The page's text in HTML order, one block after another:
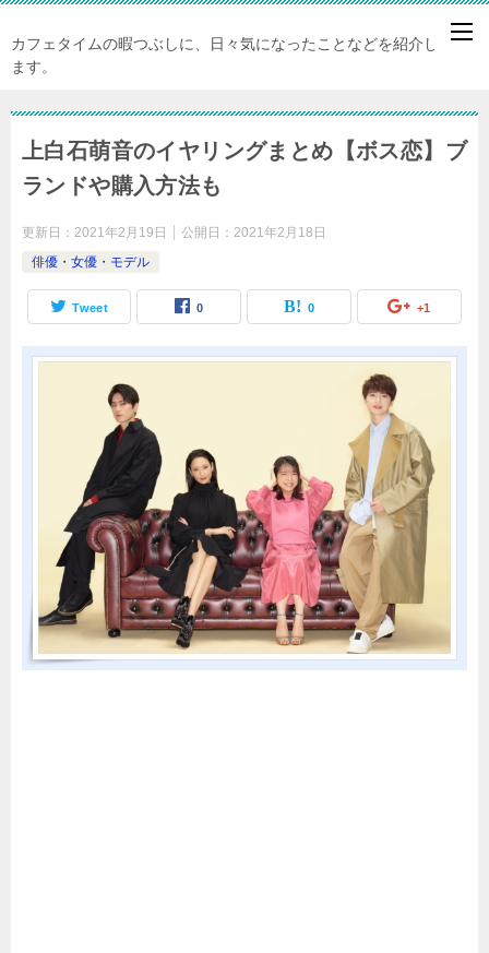
カフェタイムの暇つぶしに、日々気になったことなどを紹介してい
ます。
上白石萌音のイヤリングまとめ【ボス恋】ブ
ランドや購入方法も
更新日： 2021年2月19日 公開日： 2021年2月18日
俳優・女優・モデル
Tweet 0 0 +1